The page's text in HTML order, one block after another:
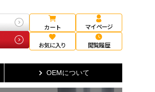
カート マイページ
お気に入り 閲覧履歴
OEMについて